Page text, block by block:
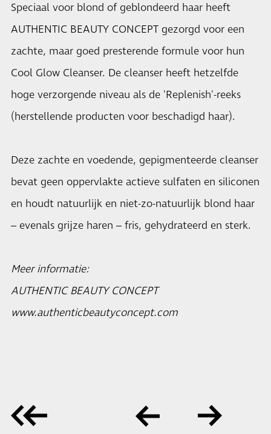
Speciaal voor blond of geblondeerd haar heeft
AUTHENTIC BEAUTY CONCEPT gezorgd voor een
zachte, maar goed presterende formule voor hun
Cool Glow Cleanser. De cleanser heeft hetzelfde
hoge verzorgende niveau als de 'Replenish'-reeks
(herstellende producten voor beschadigd haar).
Deze zachte en voedende, gepigmenteerde cleanser
bevat geen oppervlakte actieve sulfaten en siliconen
en houdt natuurlijk en niet-zo-natuurlijk blond haar
– evenals grijze haren – fris, gehydrateerd en sterk.
Meer informatie:
AUTHENTIC BEAUTY CONCEPT
www.authenticbeautyconcept.com